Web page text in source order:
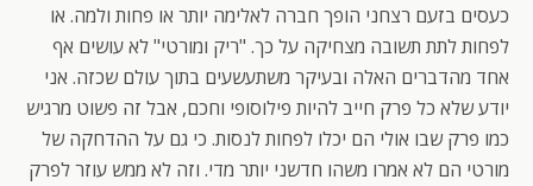
כעסים בזעם רצחני הופך חברה לאלימה יותר או פחות ולמה. או
לפחות לתת תשובה מצחיקה על כך. "ריק ומורטי" לא עושים אף
אחד מהדברים האלה ובעיקר משתעשעים בתוך עולם שכזה. אני
יודע שלא כל פרק חייב להיות פילוסופי וחכם, אבל זה פשוט מרגיש
כמו פרק שבו אולי הם יכלו לפחות לנסות. כי גם על ההדחקה של
מורטי הם לא אמרו משהו חדשני יותר מדי. וזה לא ממש עוזר לפרק